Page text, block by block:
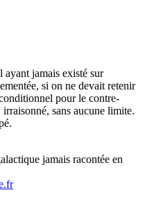
ayant jamais existé sur
si on ne devait retenir
pour le contre-
sans aucune limite.
jamais racontée en